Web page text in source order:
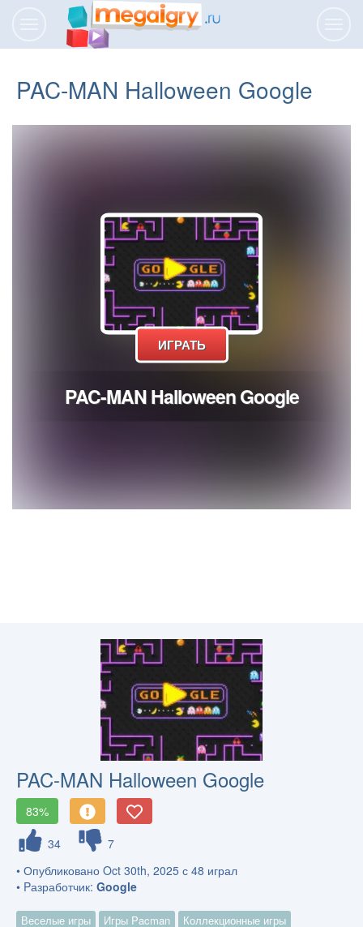
Переключить
навигацию
PAC-MAN Halloween Google
PAC-MAN Halloween Google
83%
34
7
• Опубликовано Oct 30th, 2025 с 48 играл
• Pазработчик: Google
Веселые игры Игры Pacman Коллекционные игры